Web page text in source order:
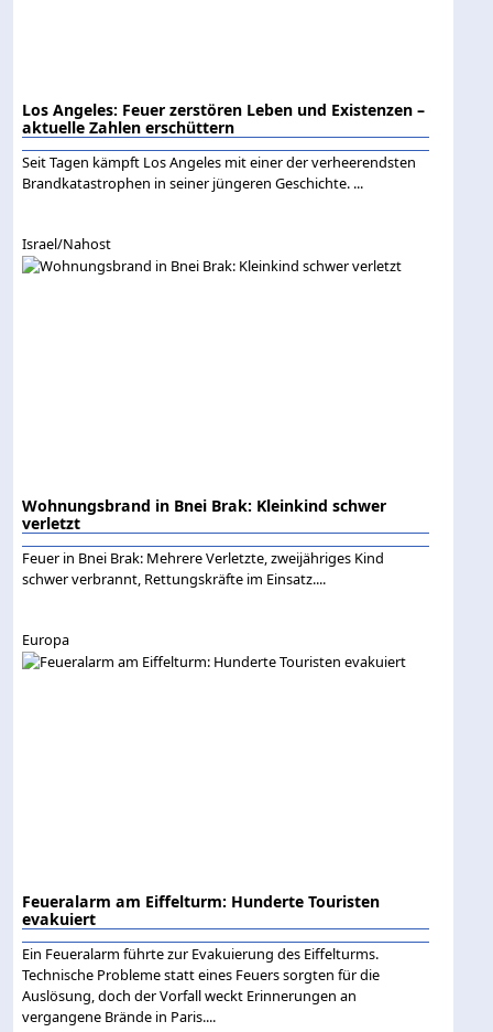
Los Angeles: Feuer zerstören Leben und Existenzen –
aktuelle Zahlen erschüttern
Seit Tagen kämpft Los Angeles mit einer der verheerendsten
Brandkatastrophen in seiner jüngeren Geschichte. ...
Israel/Nahost
Wohnungsbrand in Bnei Brak: Kleinkind schwer
verletzt
Feuer in Bnei Brak: Mehrere Verletzte, zweijähriges Kind
schwer verbrannt, Rettungskräfte im Einsatz....
Europa
Feueralarm am Eiffelturm: Hunderte Touristen
evakuiert
Ein Feueralarm führte zur Evakuierung des Eiffelturms.
Technische Probleme statt eines Feuers sorgten für die
Auslösung, doch der Vorfall weckt Erinnerungen an
vergangene Brände in Paris....